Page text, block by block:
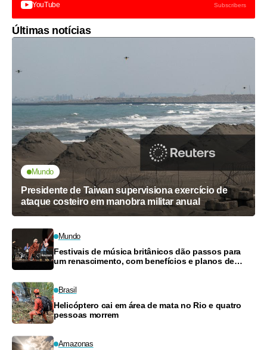
YouTube Subscribers
Últimas notícias
Mundo
Presidente de Taiwan supervisiona exercício de
ataque costeiro em manobra militar anual
Mundo
Festivais de música britânicos dão passos para
um renascimento, com benefícios e planos de
Brasil
Helicóptero cai em área de mata no Rio e quatro
pessoas morrem
Amazonas